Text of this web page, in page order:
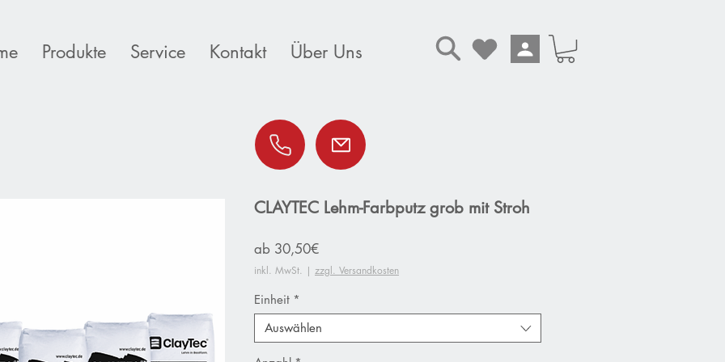
Produkte Service Kontakt Über Uns
CLAYTEC Lehm-Farbputz grob mit Stroh
ab 30,50€Sale-
Preis
inkl. MwSt. | zzgl. Versandkosten
Einheit *
Auswählen